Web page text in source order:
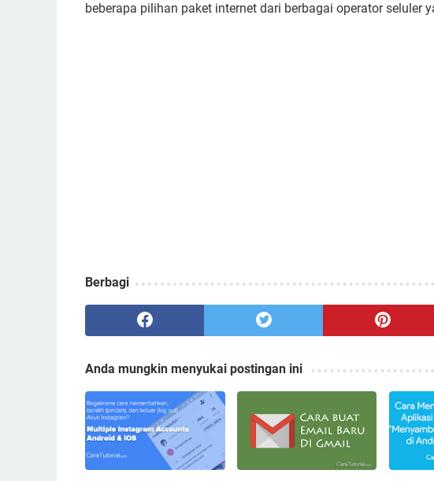
beberapa pilihan paket internet dari berbagai operator seluler
Berbagi
Anda mungkin menyukai postingan ini